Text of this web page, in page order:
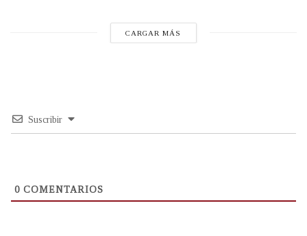
CARGAR MÁS
Suscribir
0 COMENTARIOS